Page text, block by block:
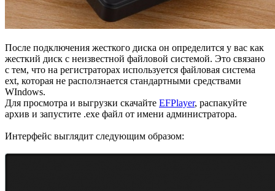
После подключения жесткого диска он определится у вас как
жесткий диск с неизвестной файловой системой. Это связано
с тем, что на регистраторах используется файловая система
ext, которая не расползнается стандартными средствами
WIndows.
Для просмотра и выгрузки скачайте EFPlayer, распакуйте
архив и запустите .exe файл от имени администратора.
Интерфейс выглядит следующим образом: